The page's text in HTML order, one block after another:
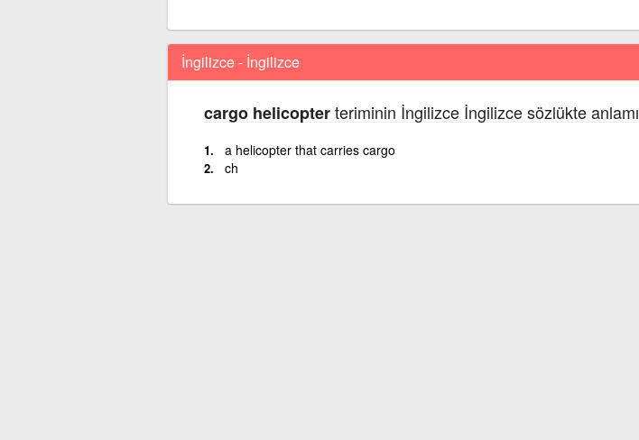
İngilizce - İngilizce
cargo helicopterteriminin İngilizce İngilizce sözlükte anlamı
a helicopter that carries cargo
ch